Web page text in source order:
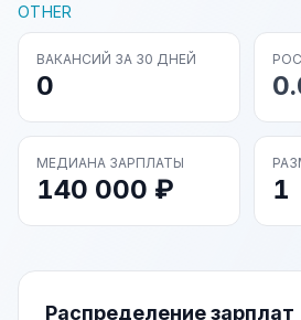
OTHER
ВАКАНСИЙ ЗА 30 ДНЕЙ
0
МЕДИАНА ЗАРПЛАТЫ
140 000 ₽ 1
Распределение зарплат